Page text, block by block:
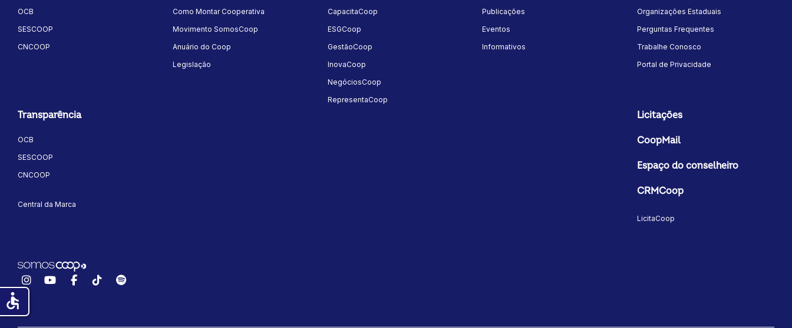
OCB
SESCOOP
CNCOOP
Como Montar Cooperativa
Movimento SomosCoop
Anuário do Coop
Legislação
CapacitaCoop
ESGCoop
GestãoCoop
InovaCoop
NegóciosCoop
RepresentaCoop
Publicações
Eventos
Informativos
Organizações Estaduais
Perguntas Frequentes
Trabalhe Conosco
Portal de Privacidade
Transparência
OCB
SESCOOP
CNCOOP
Central da Marca
Licitações
CoopMail
Espaço do conselheiro
CRMCoop
LicitaCoop
InstagramYouTubeFacebook
TikTokSpotify
accessible